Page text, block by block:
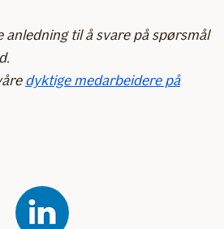
anledning til å svare på spørsmål
dyktige medarbeidere på